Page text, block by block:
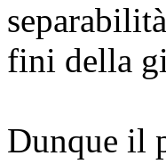
fini della
Dunque il